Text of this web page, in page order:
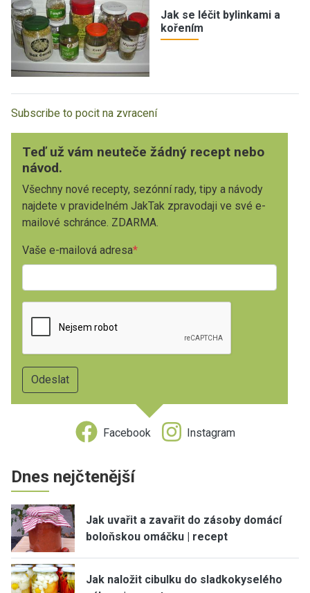
Jak se léčit bylinkami a
kořením
Subscribe to pocit na zvracení
Teď už vám neuteče žádný recept nebo
návod.
Všechny nové recepty, sezónní rady, tipy a návody
najdete v pravidelném JakTak zpravodaji ve své e-
mailové schránce. ZDARMA.
Vaše e-mailová adresa
Facebook Instagram
Dnes nejčtenější
Jak uvařit a zavařit do zásoby domácí
boloňskou omáčku | recept
Jak naložit cibulku do sladkokyselého